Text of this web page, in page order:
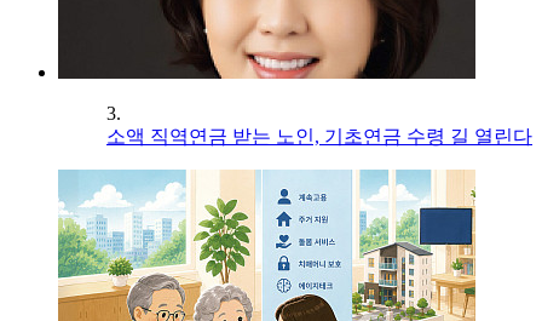
3.
소액 직역연금 받는 노인, 기초연금 수령 길 열린다